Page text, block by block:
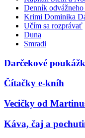
Denník odvážneho
Krimi Dominika
Učím sa rozprávať
Duna
Smradi
Darčekové
Čítačky e-kníh
Vecičky od
Káva, čaj a